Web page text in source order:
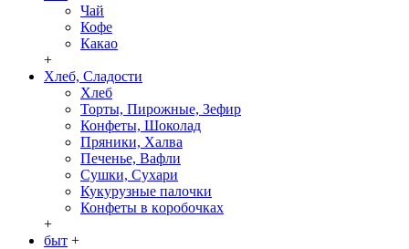
Чай
Кофе
Какао
+
Хлеб, Сладости
Хлеб
Торты, Пирожные, Зефир
Конфеты, Шоколад
Пряники, Халва
Печенье, Вафли
Сушки, Сухари
Кукурузные палочки
Конфеты в кoробочках
+
быт +